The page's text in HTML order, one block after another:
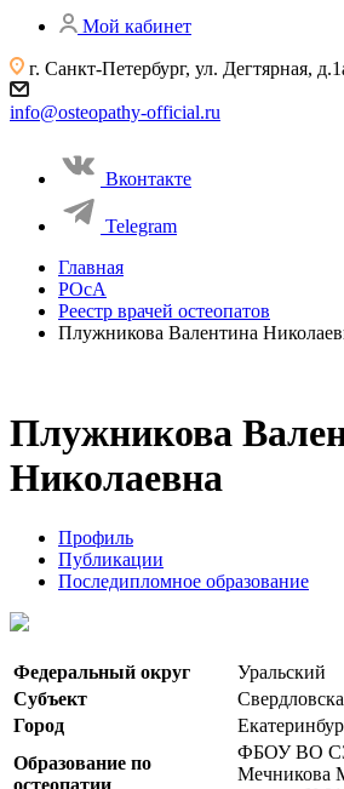
Мой кабинет
г. Санкт-Петербург, ул. Дегтярная,
info@osteopathy-official.ru
Вконтакте
Telegram
Главная
РОсА
Реестр врачей остеопатов
Плужникова Валентина
Плужникова
Николаевна
Профиль
Публикации
Последипломное образование
Федеральный округ
Уральский
Субъект
Город
Образование по
остеопатии
ФБОУ ВО
Мечникова